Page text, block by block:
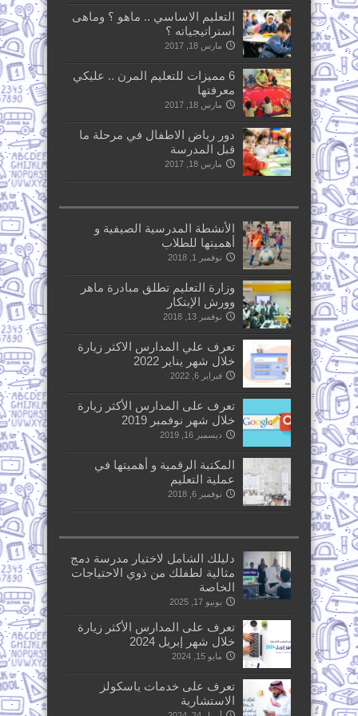
التعليم الاساسي .. ماهو ؟ وماهى
استراتيجياته ؟
مارس 18, 2017
6 مميزات للتعليم المرن .. عليكي
معرفتها
مارس 18, 2017
دور رياض الاطفال في مرحلة ما
قبل المدرسة
مارس 18, 2017
الأنشطة المدرسية الصيفية و
أهميتها للطلاب
نوفمبر 1, 2018
وزارة التعليم تطلق مبادرة ماهر
وورش الإبتكار
نوفمبر 13, 2018
تعرف علي المدارس الاكثر زيارة
خلال شهر يناير 2022
فبراير 6, 2022
تعرف على المدارس الأكثر زيارة
خلال شهر نوفمبر 2019
ديسمبر 16, 2019
المكتبة الرقمية و أهميتها في
عملية التعليم
نوفمبر 6, 2018
دليلك الشامل لاختيار مدرسة دمج
مثالية لطفلك من ذوي الاحتياجات
الخاصة
يونيو 17, 2025
تعرف على المدارس الأكثر زيارة
خلال شهر إبريل 2024
مايو 15, 2024
تعرف على خدمات ياسكولز
الاستشارية